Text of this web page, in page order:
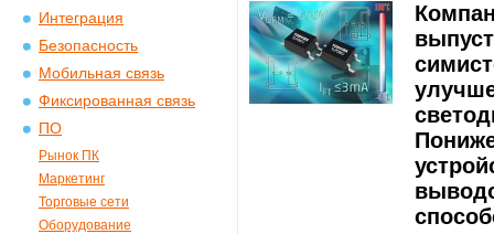
Интеграция
Безопасность
Мобильная связь
Фиксированная связь
ПО
Рынок ПК
Маркетинг
Торговые сети
Оборудование